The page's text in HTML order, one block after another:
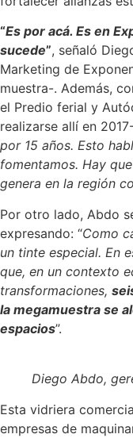
“Es por acá. Es en
sucede”, señaló
Marketing de
muestra-. Además,
el Predio ferial y
realizarse allí en
por 15 años. Esto
fomentamos. Hay
genera en la región
Por otro lado, Abdo
expresando: “Como
un tinte especial. En
que, en un contexto
transformaciones,
la megamuestra se
espacios”.
Diego Abdo,
Esta vidriera
empresas de